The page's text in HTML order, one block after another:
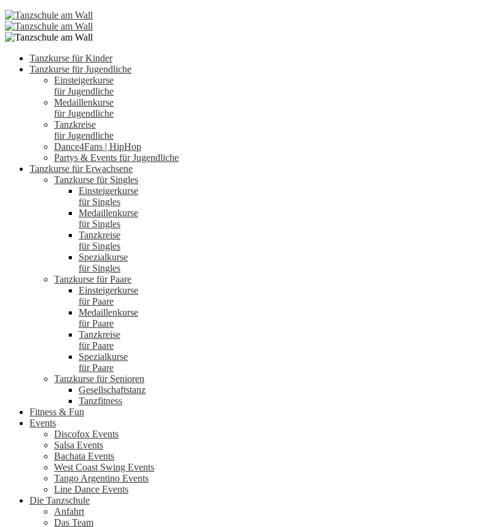
Tanzkurse für Kinder
Tanzkurse für Jugendliche
Einsteigerkurse
für Jugendliche
Medaillenkurse
für Jugendliche
Tanzkreise
für Jugendliche
Dance4Fans | HipHop
Partys & Events für Jugendliche
Tanzkurse für Erwachsene
Tanzkurse für Singles
Einsteigerkurse
für Singles
Medaillenkurse
für Singles
Tanzkreise
für Singles
Spezialkurse
für Singles
Tanzkurse für Paare
Einsteigerkurse
für Paare
Medaillenkurse
für Paare
Tanzkreise
für Paare
Spezialkurse
für Paare
Tanzkurse für Senioren
Gesellschaftstanz
Tanzfitness
Fitness & Fun
Events
Discofox Events
Salsa Events
Bachata Events
West Coast Swing Events
Tango Argentino Events
Line Dance Events
Die Tanzschule
Anfahrt
Das Team